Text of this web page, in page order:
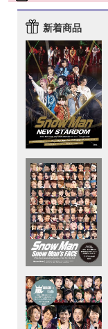
新着商品